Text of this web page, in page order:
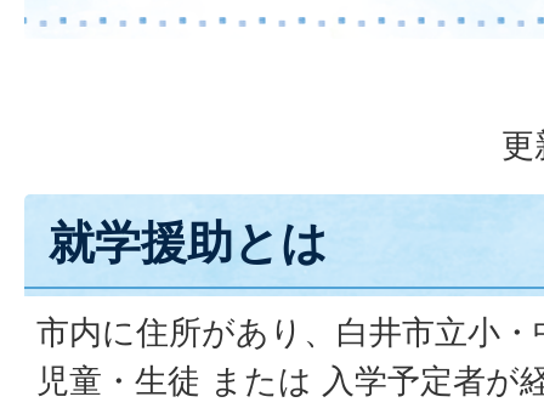
更
就学援助とは
市内に住所があり、白井市立小
児童・生徒 または 入学予定者が